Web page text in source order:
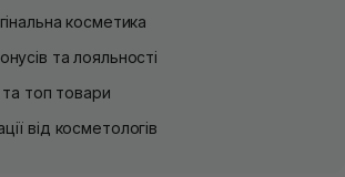
косметика
та лояльності
та топ товари
від косметологів